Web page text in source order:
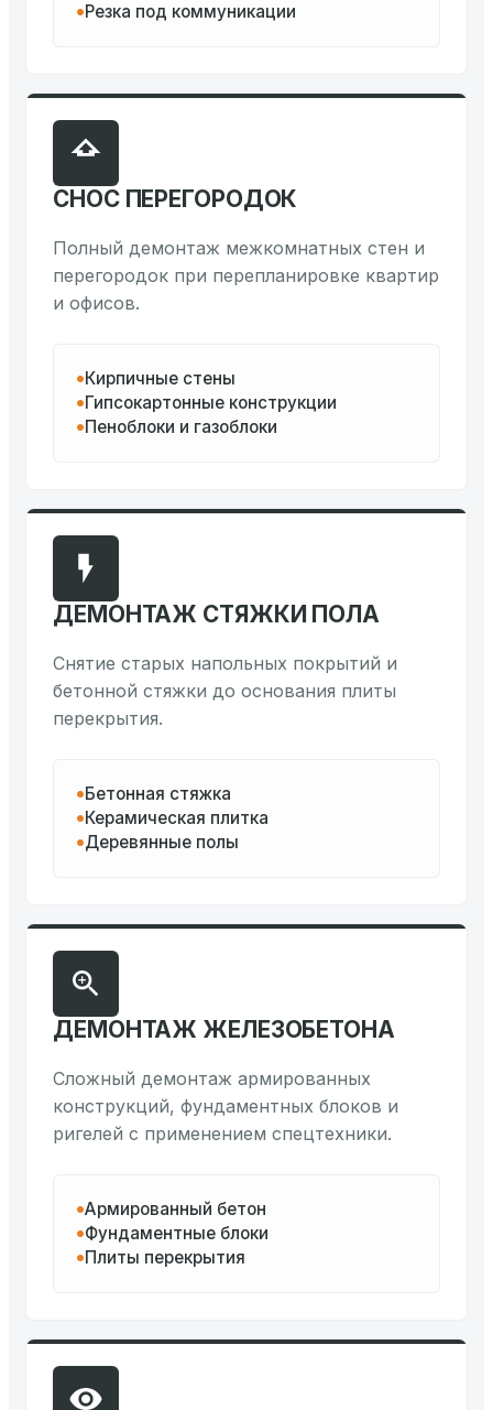
Резка под коммуникации
СНОС ПЕРЕГОРОДОК
Полный демонтаж межкомнатных стен и
перегородок при перепланировке квартир
и офисов.
Кирпичные стены
Гипсокартонные конструкции
Пеноблоки и газоблоки
ДЕМОНТАЖ СТЯЖКИ ПОЛА
Снятие старых напольных покрытий и
бетонной стяжки до основания плиты
перекрытия.
Бетонная стяжка
Керамическая плитка
Деревянные полы
ДЕМОНТАЖ ЖЕЛЕЗОБЕТОНА
Сложный демонтаж армированных
конструкций, фундаментных блоков и
ригелей с применением спецтехники.
Армированный бетон
Фундаментные блоки
Плиты перекрытия